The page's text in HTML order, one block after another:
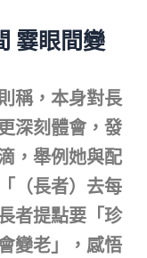
霎眼間變
稱，本身對長
深刻體會，發
，舉例她與配
（長者）去每
者提點要「珍
變老」，感悟